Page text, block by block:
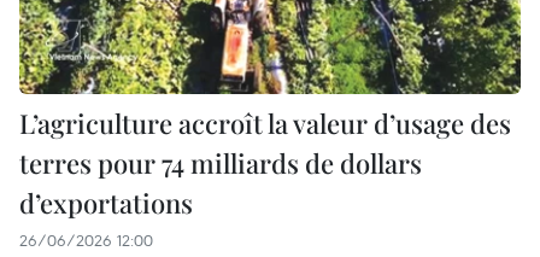
L’agriculture accroît la valeur d’usage des
terres pour 74 milliards de dollars
d’exportations
26/06/2026 12:00